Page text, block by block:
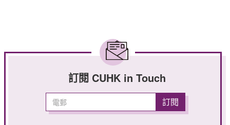
訂閱 CUHK in Touch